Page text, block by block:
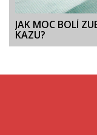
JAK MOC BOLÍ
KAZU?